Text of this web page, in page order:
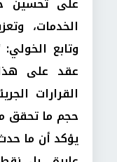
الخدمات،
وتابع
عقد على هذا
القرارات
حجم ما تحقق